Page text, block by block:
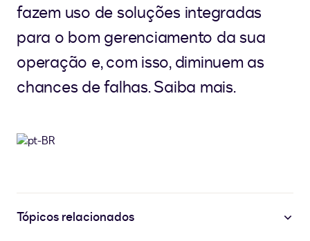
fazem uso de soluções integradas
para o bom gerenciamento da sua
operação e, com isso, diminuem as
chances de falhas. Saiba mais.
Tópicos relacionados